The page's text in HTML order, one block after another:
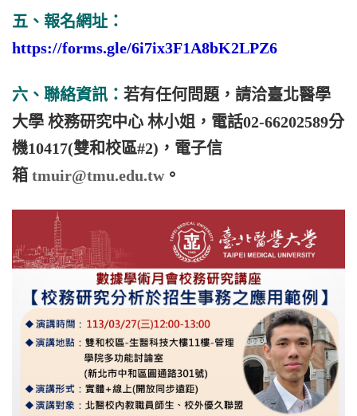
五、報名網址：
https://forms.gle/6i7ix3F1A8bK2LPZ6
六、聯絡資訊： 若有任何問題，請洽臺北醫學
大學 校務研究中心 林小姐 ，電話02-66202589分
機10417(雙和校區#2)，電子信
箱 tmuir@tmu.edu.tw。